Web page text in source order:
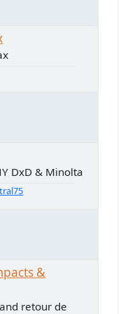
DxD & Minolta
&
retour de